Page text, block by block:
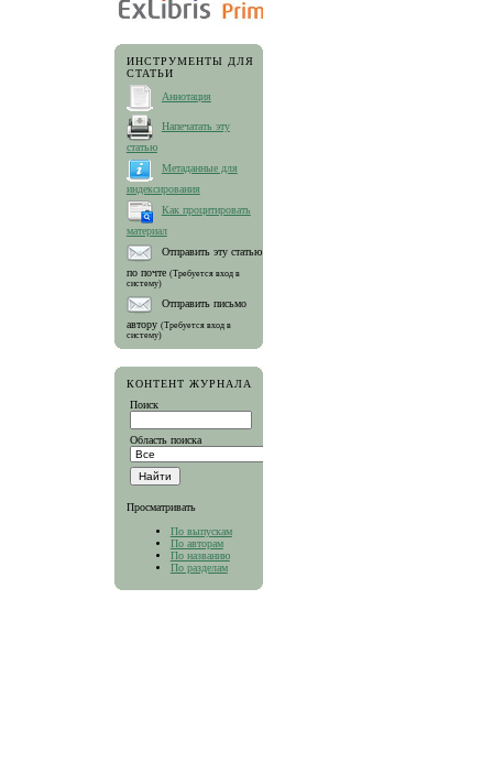
ИНСТРУМЕНТЫ ДЛЯ
СТАТЬИ
Аннотация
Напечатать эту
статью
Метаданные для
индексирования
Как процитировать
материал
Отправить эту статью
по почте (Требуется вход в
систему)
Отправить письмо
автору (Требуется вход в
систему)
КОНТЕНТ ЖУРНАЛА
Поиск
Область поиска
Просматривать
По выпускам
По авторам
По названию
По разделам